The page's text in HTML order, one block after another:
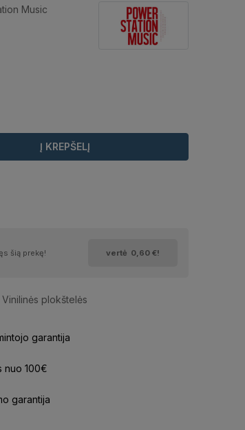
Music
Į KREPŠELĮ
šią prekę! vertė 0,60 €!
Vinilinės plokštelės
garantija
nuo 100€
garantija